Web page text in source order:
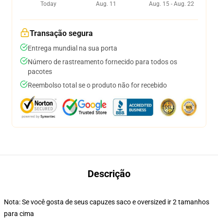
Today
Aug. 11
Aug. 15 - Aug. 22
Transação segura
Entrega mundial na sua porta
Número de rastreamento fornecido para todos os
pacotes
Reembolso total se o produto não for recebido
Descrição
Nota: Se você gosta de seus capuzes saco e oversized ir 2 tamanhos
para cima